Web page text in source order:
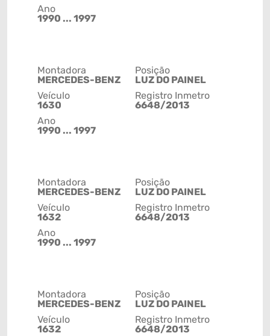
Ano
1990 ... 1997
Montadora
MERCEDES-BENZ
Veículo
1630
Ano
1990 ... 1997
Posição
LUZ DO PAINEL
Registro Inmetro
6648/2013
Montadora
MERCEDES-BENZ
Veículo
1632
Ano
1990 ... 1997
Posição
LUZ DO PAINEL
Registro Inmetro
6648/2013
Montadora
MERCEDES-BENZ
Veículo
1632
Posição
LUZ DO PAINEL
Registro Inmetro
6648/2013